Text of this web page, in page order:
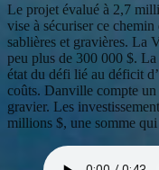
Le projet évalué à 2,7
vise à sécuriser ce
sablières et gravières. La
peu plus de 300 000 $.
état du défi lié au déficit
coûts. Danville compte
gravier. Les
millions $, une somme